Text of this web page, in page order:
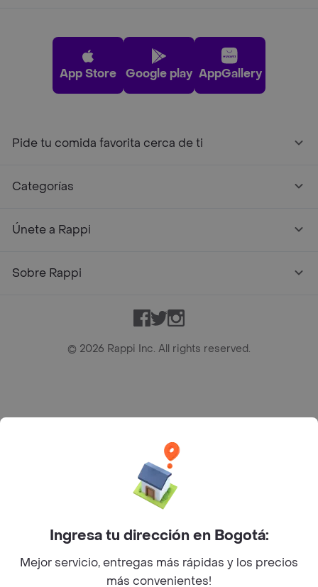
App Store Google play AppGallery
Pide tu comida favorita cerca de ti
Categorías
Únete a Rappi
Sobre Rappi
Facebook
TwitterInstagram
© 2026 Rappi Inc. All rights reserved.
Bogotá D.C. --- notificacionesrappi@rappi.com
Ingresa tu dirección en Bogotá:
Mejor servicio, entregas más rápidas y los precios
más convenientes!